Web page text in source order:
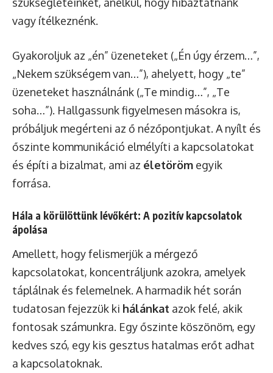
szükségleteinket, anélkül, hogy hibáztatnánk
vagy ítélkeznénk.
Gyakoroljuk az „én” üzeneteket („Én úgy érzem…”,
„Nekem szükségem van…”), ahelyett, hogy „te”
üzeneteket használnánk („Te mindig…”, „Te
soha…”). Hallgassunk figyelmesen másokra is,
próbáljuk megérteni az ő nézőpontjukat. A nyílt és
őszinte kommunikáció elmélyíti a kapcsolatokat
és építi a bizalmat, ami az életöröm egyik
forrása.
Hála a körülöttünk lévőkért: A pozitív kapcsolatok
ápolása
Amellett, hogy felismerjük a mérgező
kapcsolatokat, koncentráljunk azokra, amelyek
táplálnak és felemelnek. A harmadik hét során
tudatosan fejezzük ki hálánkat azok felé, akik
fontosak számunkra. Egy őszinte köszönöm, egy
kedves szó, egy kis gesztus hatalmas erőt adhat
a kapcsolatoknak.